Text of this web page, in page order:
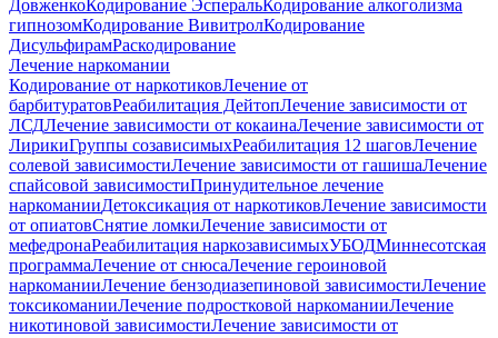
ДовженкоКодирование ЭсперальКодирование алкоголизма
гипнозомКодирование ВивитролКодирование
ДисульфирамРаскодирование
Лечение наркомании
Кодирование от наркотиковЛечение от
барбитуратовРеабилитация ДейтопЛечение зависимости от
ЛСДЛечение зависимости от кокаинаЛечение зависимости от
ЛирикиГруппы созависимыхРеабилитация 12 шаговЛечение
солевой зависимостиЛечение зависимости от гашишаЛечение
спайсовой зависимостиПринудительное лечение
наркоманииДетоксикация от наркотиковЛечение зависимости
от опиатовСнятие ломкиЛечение зависимости от
мефедронаРеабилитация наркозависимыхУБОДМиннесотская
программаЛечение от снюсаЛечение героиновой
наркоманииЛечение бензодиазепиновой зависимостиЛечение
токсикоманииЛечение подростковой наркоманииЛечение
никотиновой зависимостиЛечение зависимости от